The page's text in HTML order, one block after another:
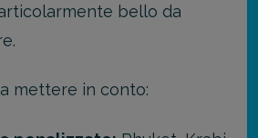
bello da
mettere in conto: